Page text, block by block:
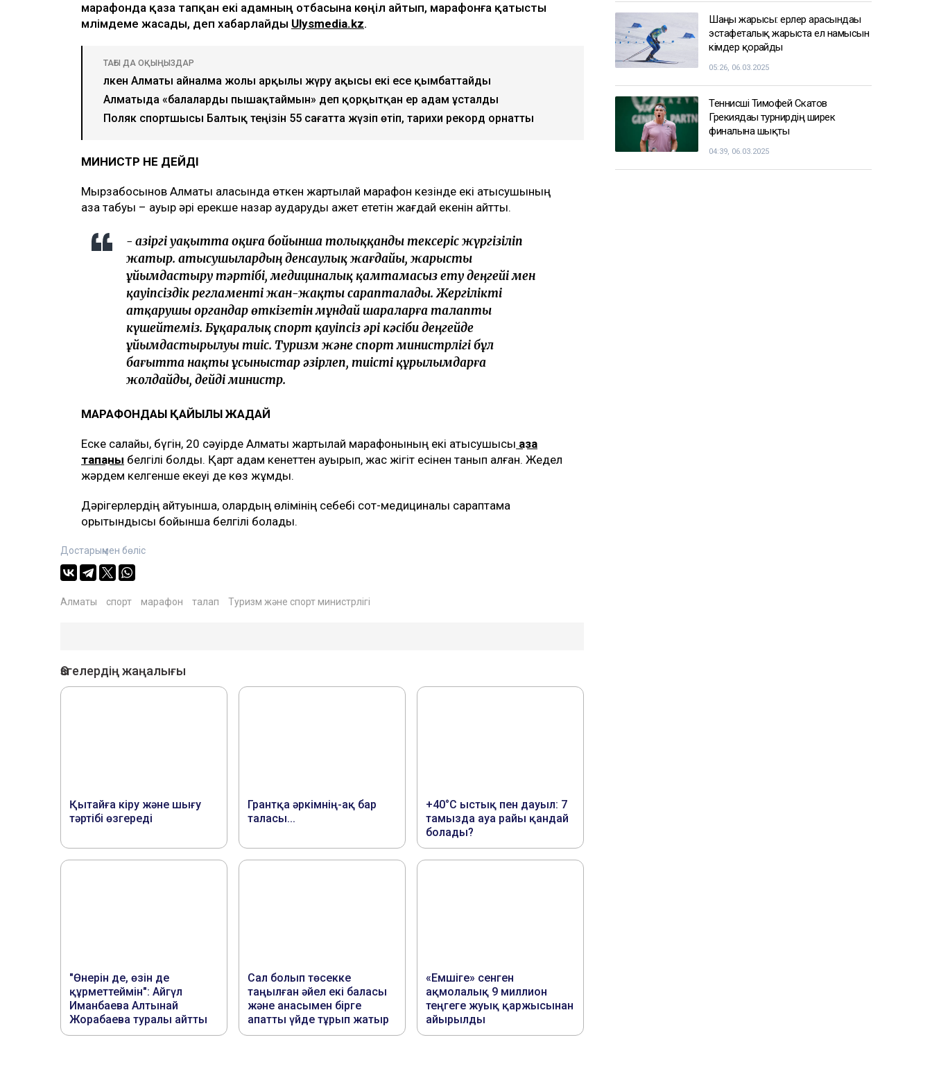
марафонда қаза тапқан екі адамның отбасына көңіл айтып, марафонға қатысты
мәлімдеме жасады, деп хабарлайды Ulysmedia.kz.
ТАҒЫ ДА ОҚЫҢЫЗДАР
Үлкен Алматы айналма жолы арқылы жүру ақысы екі есе қымбаттайды
Алматыда «балаларды пышақтаймын» деп қорқытқан ер адам ұсталды
Поляк спортшысы Балтық теңізін 55 сағатта жүзіп өтіп, тарихи рекорд орнатты
МИНИСТР НЕ ДЕЙДІ
Мырзабосынов Алматы қаласында өткен жартылай марафон кезінде екі қатысушының
қаза табуы – ауыр әрі ерекше назар аударуды қажет ететін жағдай екенін айтты.
- Қазіргі уақытта оқиға бойынша толыққанды тексеріс жүргізіліп
жатыр. Қатысушылардың денсаулық жағдайы, жарысты
ұйымдастыру тәртібі, медициналық қамтамасыз ету деңгейі мен
қауіпсіздік регламенті жан-жақты сарапталады. Жергілікті
атқарушы органдар өткізетін мұндай шараларға талапты
күшейтеміз. Бұқаралық спорт қауіпсіз әрі кәсіби деңгейде
ұйымдастырылуы тиіс. Туризм және спорт министрлігі бұл
бағытта нақты ұсыныстар әзірлеп, тиісті құрылымдарға
жолдайды, дейді министр.
МАРАФОНДАҒЫ ҚАЙҒЫЛЫ ЖАҒДАЙ
Еске салайық, бүгін, 20 сәуірде Алматы жартылай марафонының екі қатысушысы қаза
тапқаны белгілі болды. Қарт адам кенеттен ауырып, жас жігіт есінен танып қалған. Жедел
жәрдем келгенше екеуі де көз жұмды.
Дәрігерлердің айтуынша, олардың өлімінің себебі сот-медициналық сараптама
қорытындысы бойынша белгілі болады.
Достарыңмен бөліс
Алматы спорт марафон талап Туризм және спорт министрлігі
Шаңғы жарысы: ерлер арасындағы
эстафеталық жарыста ел намысын
кімдер қорғайды
05:26, 06.03.2025
Теннисші Тимофей Скатов
Грекиядағы турнирдің ширек
финалына шықты
04:39, 06.03.2025